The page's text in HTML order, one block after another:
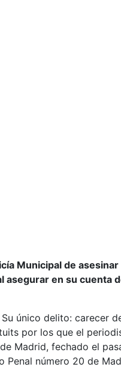
Municipal de
en su cuenta
único delito: carecer
por los que el
Madrid, fechado el
número 20 de